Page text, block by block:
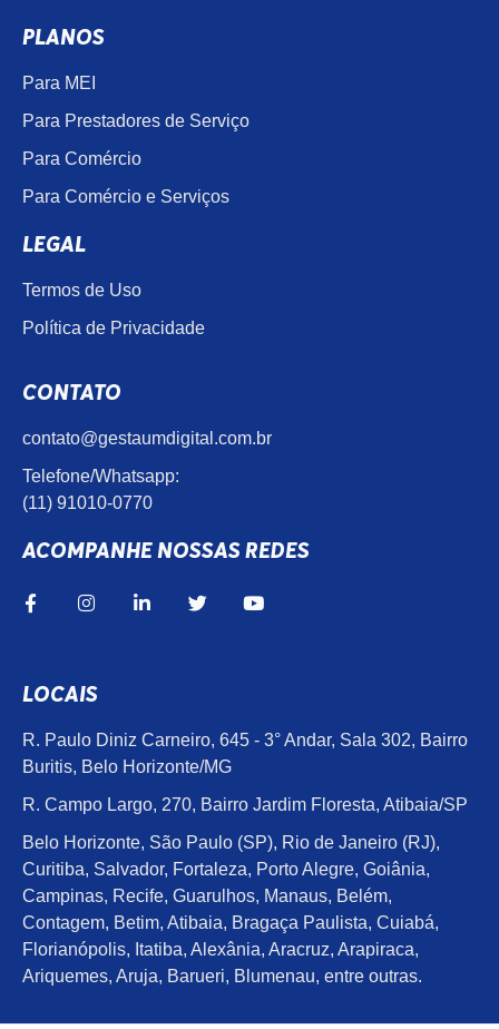
PLANOS
Para MEI
Para Prestadores de Serviço
Para Comércio
Para Comércio e Serviços
LEGAL
Termos de Uso
Política de Privacidade
CONTATO
contato@gestaumdigital.com.br
Telefone/Whatsapp:
(11) 91010-0770
ACOMPANHE NOSSAS REDES
LOCAIS
R. Paulo Diniz Carneiro, 645 - 3° Andar, Sala 302, Bairro
Buritis, Belo Horizonte/MG
R. Campo Largo, 270, Bairro Jardim Floresta, Atibaia/SP
Belo Horizonte, São Paulo (SP), Rio de Janeiro (RJ),
Curitiba, Salvador, Fortaleza, Porto Alegre, Goiânia,
Campinas, Recife, Guarulhos, Manaus, Belém,
Contagem, Betim, Atibaia, Bragaça Paulista, Cuiabá,
Florianópolis, Itatiba, Alexânia, Aracruz, Arapiraca,
Ariquemes, Aruja, Barueri, Blumenau, entre outras.